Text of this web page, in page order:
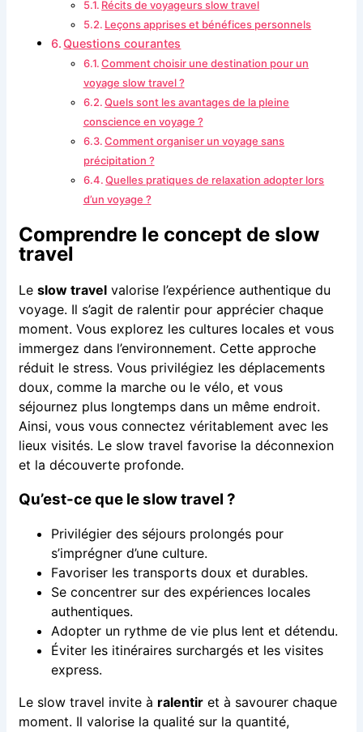
Récits de voyageurs slow travel
Leçons apprises et bénéfices personnels
Questions courantes
Comment choisir une destination pour un
voyage slow travel ?
Quels sont les avantages de la pleine
conscience en voyage ?
Comment organiser un voyage sans
précipitation ?
Quelles pratiques de relaxation adopter lors
d’un voyage ?
Comprendre le concept de slow
travel
Le slow travelvalorise l’expérience authentique du
voyage. Il s’agit de ralentir pour apprécier chaque
moment. Vous explorez les cultures locales et vous
immergez dans l’environnement. Cette approche
réduit le stress. Vous privilégiez les déplacements
doux, comme la marche ou le vélo, et vous
séjournez plus longtemps dans un même endroit.
Ainsi, vous vous connectez véritablement avec les
lieux visités. Le slow travel favorise la déconnexion
et la découverte profonde.
Qu’est-ce que le slow travel ?
Privilégier des séjours prolongés pour
s’imprégner d’une culture.
Favoriser les transports doux et durables.
Se concentrer sur des expériences locales
authentiques.
Adopter un rythme de vie plus lent et détendu.
Éviter les itinéraires surchargés et les visites
express.
Le slow travel invite à ralentiret à savourer chaque
moment. Il valorise la qualité sur la quantité,